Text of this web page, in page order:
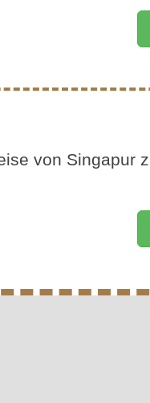
von Singapur